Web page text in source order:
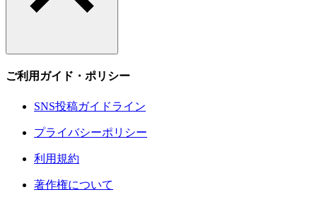
ご利用ガイド・ポリシー
SNS投稿ガイドライン
プライバシーポリシー
利用規約
著作権について